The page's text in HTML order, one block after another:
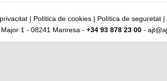
| Política de cookies | Política de seguretat |
1 - 08241 Manresa - +34 93 878 23 00 -